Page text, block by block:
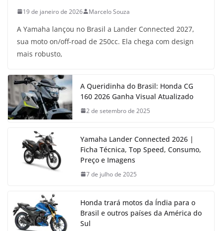
19 de janeiro de 2026 Marcelo Souza
A Yamaha lançou no Brasil a Lander Connected 2027,
sua moto on/off-road de 250cc. Ela chega com design
mais robusto,
A Queridinha do Brasil: Honda CG
160 2026 Ganha Visual Atualizado
2 de setembro de 2025
Yamaha Lander Connected 2026 |
Ficha Técnica, Top Speed, Consumo,
Preço e Imagens
7 de julho de 2025
Honda trará motos da Índia para o
Brasil e outros países da América do
Sul